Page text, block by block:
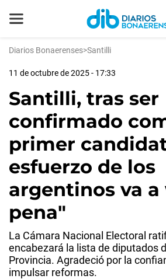
Diarios Bonaerenses>Santilli
11 de octubre de 2025 - 17:33
Santilli, tras ser
confirmado
primer
esfuerzo de los
argentinos va a
pena"
La Cámara Nacional Electoral
encabezará la lista de diputados
Provincia. Agradeció por la
impulsar reformas.